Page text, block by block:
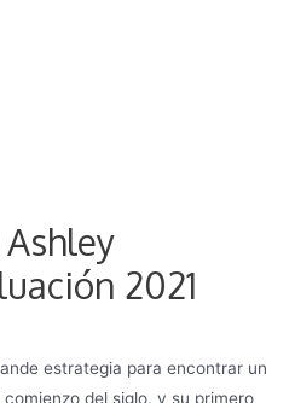
2021
estrategia para encontrar un
del siglo, y su primero